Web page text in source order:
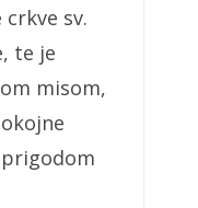
crkve sv.
te je
misom,